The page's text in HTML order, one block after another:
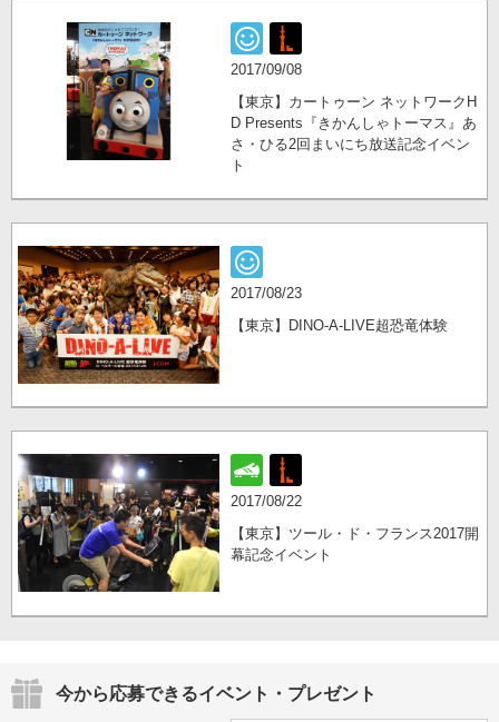
2017/09/08
【東京】カートゥーン ネットワークH
D Presents『きかんしゃトーマス』あ
さ・ひる2回まいにち放送記念イベン
ト
2017/08/23
【東京】DINO-A-LIVE超恐竜体験
2017/08/22
【東京】ツール・ド・フランス2017開
幕記念イベント
今から応募できるイベント・プレゼント